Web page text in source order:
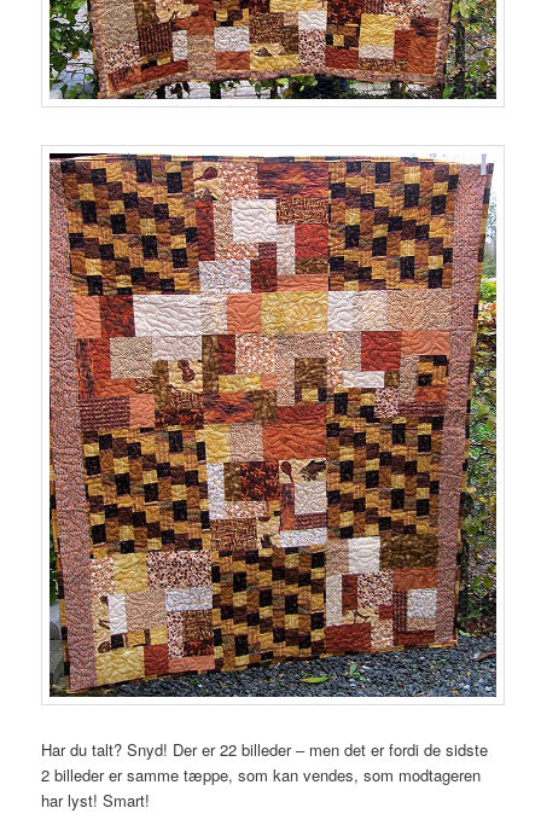
Har du talt? Snyd! Der er 22 billeder – men det er fordi de sidste
2 billeder er samme tæppe, som kan vendes, som modtageren
har lyst! Smart!